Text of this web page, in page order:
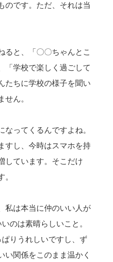
のです。ただ、それは当
ると、「〇〇ちゃんとこ
「学校で楽しく過ごして
たちに学校の様子を聞い
ん。
ってくるんですよね。
すし、今時はスマホを持
しています。そこだけ
私は本当に仲のいい人が
のは素晴らしいこと。
りうれしいですし、ず
い関係をこのまま温かく